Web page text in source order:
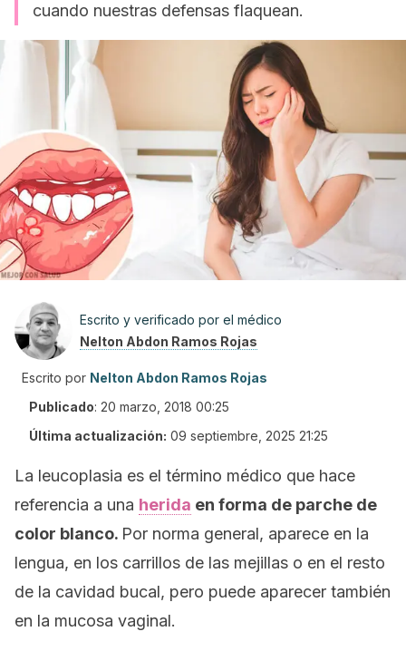
cuando nuestras defensas flaquean.
Escrito y verificado por el médico
Nelton Abdon Ramos Rojas
Escrito por Nelton Abdon Ramos Rojas
Publicado: 20 marzo, 2018 00:25
Última actualización: 09 septiembre, 2025 21:25
La leucoplasia es el término médico que hace
referencia a una herida en forma de parche de
color blanco. Por norma general, aparece en la
lengua, en los carrillos de las mejillas o en el resto
de la cavidad bucal, pero puede aparecer también
en la mucosa vaginal.